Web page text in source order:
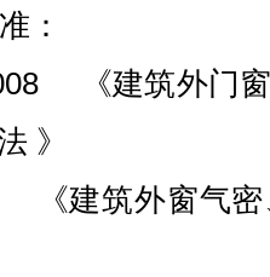
：
《建筑外门窗
》
建筑外窗气密